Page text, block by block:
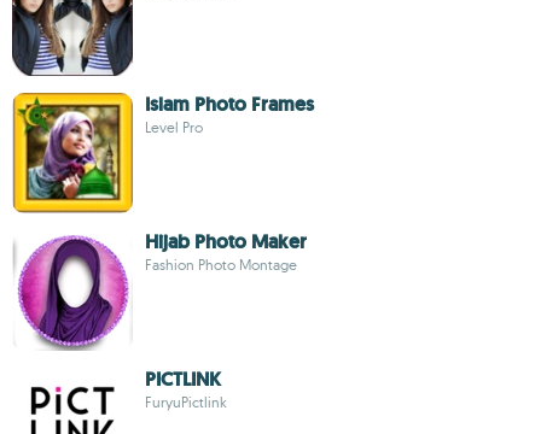
Islam Photo Frames
Level Pro
Hijab Photo Maker
Fashion Photo Montage
PICTLINK
FuryuPictlink